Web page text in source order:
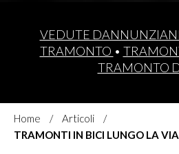
VEDUTE
TRAMONTO •
TRAMONTO
Home
Articoli
TRAMONTI IN BICI LUNGO LA